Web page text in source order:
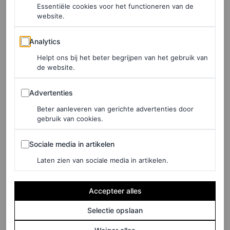
Zoë Kravitz en Channing
Tatum
Zoë kwam trouwens niet in haar eentje haar vader
supporten. Ook haar verloofde
de partij. Het koppel zat tussen de beroemdheden
(waaronder Denzel Washington) en fans op Hollywood
Boulevard toen Lenny de ster van in ontvangst nam voor
het Capitol Records-gebouw.
Essentiële cookies voor het functioneren van de
website.
Analytics
Analytics
Helpt ons bij het beter begrijpen van het gebruik van
de website.
Advertenties
Advertenties
Beter aanleveren van gerichte advertenties door
gebruik van cookies.
Sociale media in artikelen
Sociale media in artikelen
Laten zien van sociale media in artikelen.
Accepteer alles
Selectie opslaan